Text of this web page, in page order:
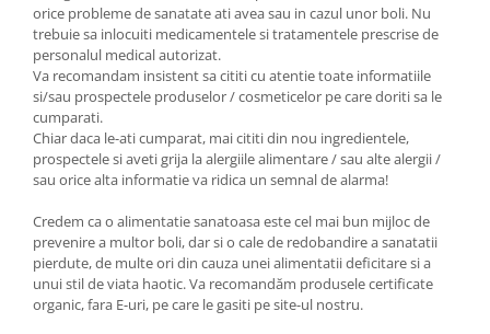
orice probleme de sanatate ati avea sau in cazul unor boli. Nu
trebuie sa inlocuiti medicamentele si tratamentele prescrise de
personalul medical autorizat.
Va recomandam insistent sa cititi cu atentie toate informatiile
si/sau prospectele produselor / cosmeticelor pe care doriti sa le
cumparati.
Chiar daca le-ati cumparat, mai cititi din nou ingredientele,
prospectele si aveti grija la alergiile alimentare / sau alte alergii /
sau orice alta informatie va ridica un semnal de alarma!
Credem ca o alimentatie sanatoasa este cel mai bun mijloc de
prevenire a multor boli, dar si o cale de redobandire a sanatatii
pierdute, de multe ori din cauza unei alimentatii deficitare si a
unui stil de viata haotic. Va recomandăm produsele certificate
organic, fara E-uri, pe care le gasiti pe site-ul nostru.